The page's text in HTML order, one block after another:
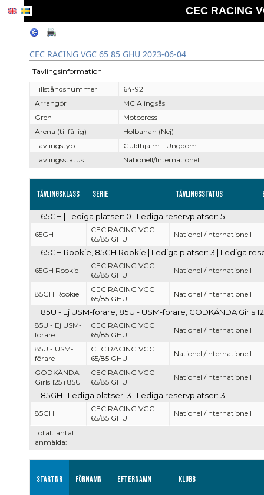
CEC RACING
CEC RACING VGC 65 85 GHU 2023-06-04
Tävlingsinformation
Tillståndsnummer
64-92
Arrangör
MC Alingsås
Gren
Motocross
Arena (tillfällig)
Holbanan (Nej)
Tävlingstyp
Guldhjälm - Ungdom
Tävlingsstatus
Nationell/Internationell
Tävlingsklass Serie Tävlingsstatus
Totalt antal
anmälda:
65GH | Lediga platser: 0 | Lediga reservplatser: 5
65GH
CEC RACING VGC
65/85 GHU
Nationell/Internationell
65GH Rookie, 85GH Rookie | Lediga platser: 3 | Lediga
65GH Rookie
CEC RACING VGC
65/85 GHU
Nationell/Internationell
85GH Rookie
CEC RACING VGC
65/85 GHU
Nationell/Internationell
85U - Ej USM-förare, 85U - USM-förare, GODKÄNDA Girls
85U - Ej USM-
förare
CEC RACING VGC
65/85 GHU
Nationell/Internationell
85U - USM-
förare
CEC RACING VGC
65/85 GHU
Nationell/Internationell
GODKÄNDA
Girls 125 i 85U
CEC RACING VGC
65/85 GHU
Nationell/Internationell
85GH | Lediga platser: 3 | Lediga reservplatser: 3
85GH
CEC RACING VGC
65/85 GHU
Nationell/Internationell
Startnr Förnamn Efternamn Klubb